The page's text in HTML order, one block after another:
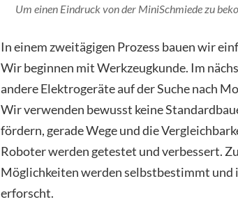
Um einen Eindruck von der MiniSchmiede zu
In einem zweitägigen Prozess bauen wir
Wir beginnen mit Werkzeugkunde. Im
andere Elektrogeräte auf der Suche nach
Wir verwenden bewusst keine
fördern, gerade Wege und die
Roboter werden getestet und verbessert.
Möglichkeiten werden selbstbestimmt
erforscht.